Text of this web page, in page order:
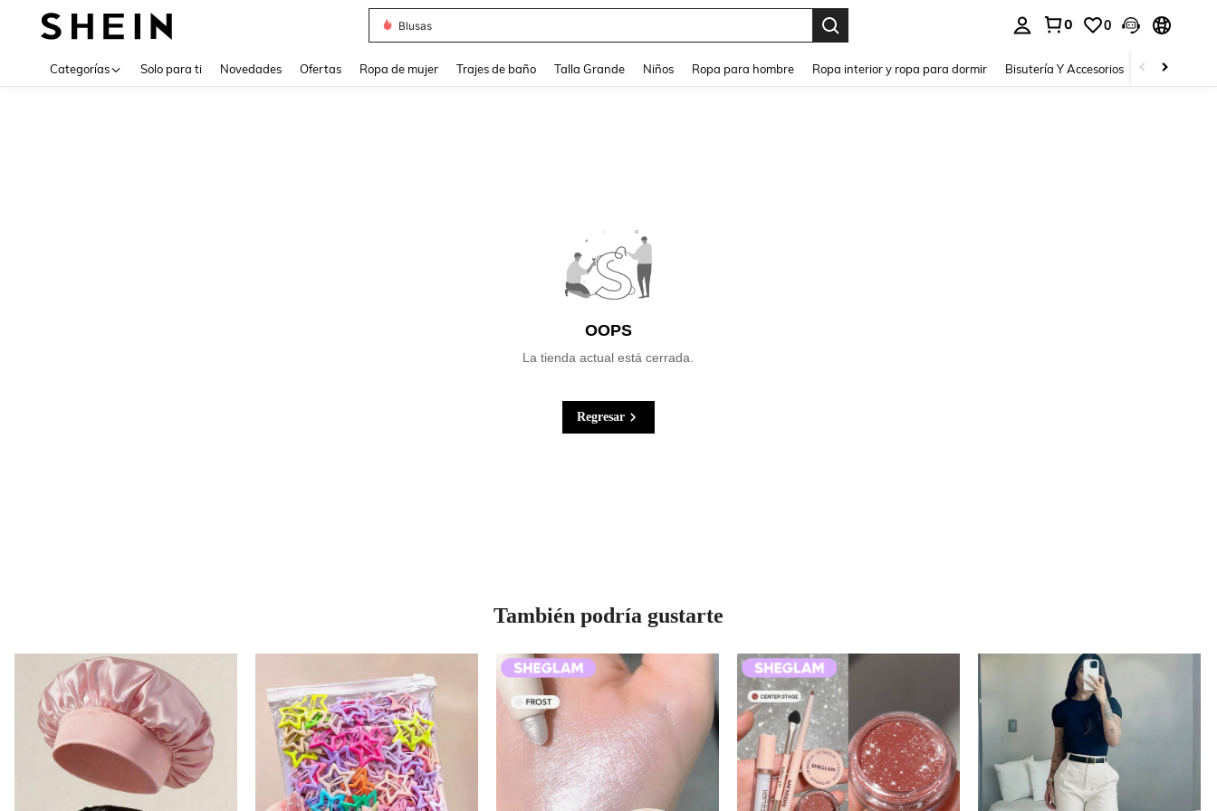
Blusas
0 0
Categorías Solo para ti Novedades Ofertas Ropa de mujer Trajes de baño Talla Grande Niños Ropa para hombre Ropa interior y ropa para dormir Bisutería Y Accesorios Zapatos
OOPS
La tienda actual está cerrada.
Regresar
También podría gustarte